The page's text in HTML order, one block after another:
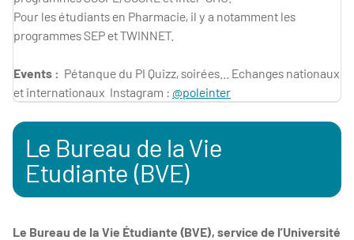
Pour les étudiants en Pharmacie, il y a notamment les
programmes SEP et TWINNET.
Events : Pétanque du PI Quizz, soirées... Echanges nationaux
et internationaux Instagram : @poleinter
Le Bureau de la Vie
Etudiante (BVE)
Le Bureau de la Vie Étudiante (BVE), service de l’Université